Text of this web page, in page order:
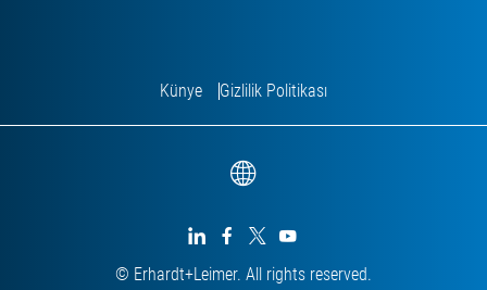
© Erhardt+Leimer. All rights reserved.
Künye Gizlilik Politikası
   